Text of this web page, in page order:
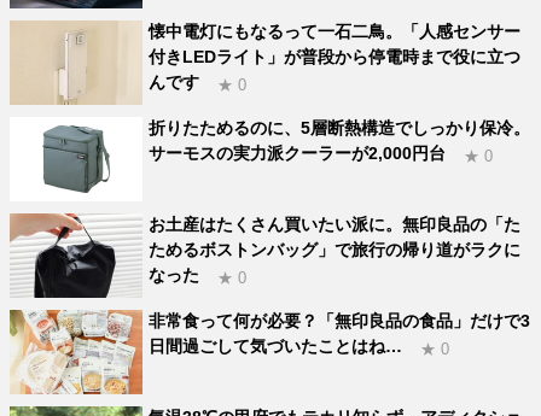
懐中電灯にもなるって一石二鳥。「人感センサー
付きLEDライト」が普段から停電時まで役に立つ
んです
★ 0
折りたためるのに、5層断熱構造でしっかり保冷。
サーモスの実力派クーラーが2,000円台
★ 0
お土産はたくさん買いたい派に。無印良品の「た
ためるボストンバッグ」で旅行の帰り道がラクに
なった
★ 0
非常食って何が必要？「無印良品の食品」だけで3
日間過ごして気づいたことはね…
★ 0